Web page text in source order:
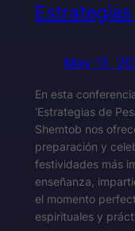
May 15,
En esta
‘Estrategias de
Shemtob nos
preparación y
festividades más
enseñanza,
el momento
espirituales y